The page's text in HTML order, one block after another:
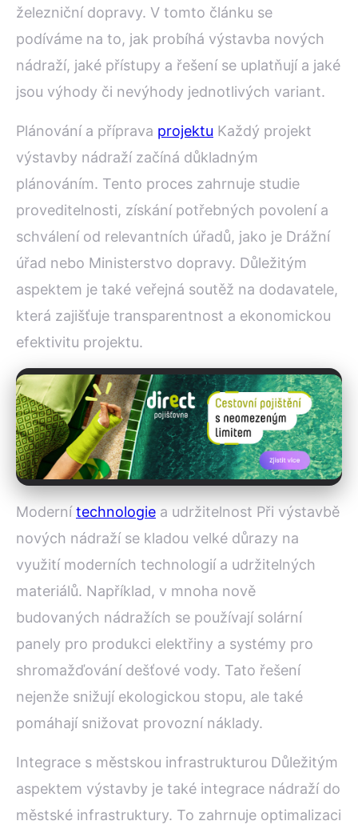
železniční dopravy. V tomto článku se
podíváme na to, jak probíhá výstavba nových
nádraží, jaké přístupy a řešení se uplatňují a jaké
jsou výhody či nevýhody jednotlivých variant.
Plánování a příprava projektu Každý projekt
výstavby nádraží začíná důkladným
plánováním. Tento proces zahrnuje studie
proveditelnosti, získání potřebných povolení a
schválení od relevantních úřadů, jako je Drážní
úřad nebo Ministerstvo dopravy. Důležitým
aspektem je také veřejná soutěž na dodavatele,
která zajišťuje transparentnost a ekonomickou
efektivitu projektu.
Modernítechnologie a udržitelnost Při výstavbě
nových nádraží se kladou velké důrazy na
využití moderních technologií a udržitelných
materiálů. Například, v mnoha nově
budovaných nádražích se používají solární
panely pro produkci elektřiny a systémy pro
shromažďování dešťové vody. Tato řešení
nejenže snižují ekologickou stopu, ale také
pomáhají snižovat provozní náklady.
Integrace s městskou infrastrukturou Důležitým
aspektem výstavby je také integrace nádraží do
městské infrastruktury. To zahrnuje optimalizaci